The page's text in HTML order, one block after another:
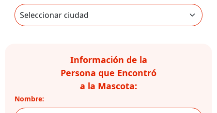
Información de la
Persona que Encontró
a la Mascota:
Nombre: